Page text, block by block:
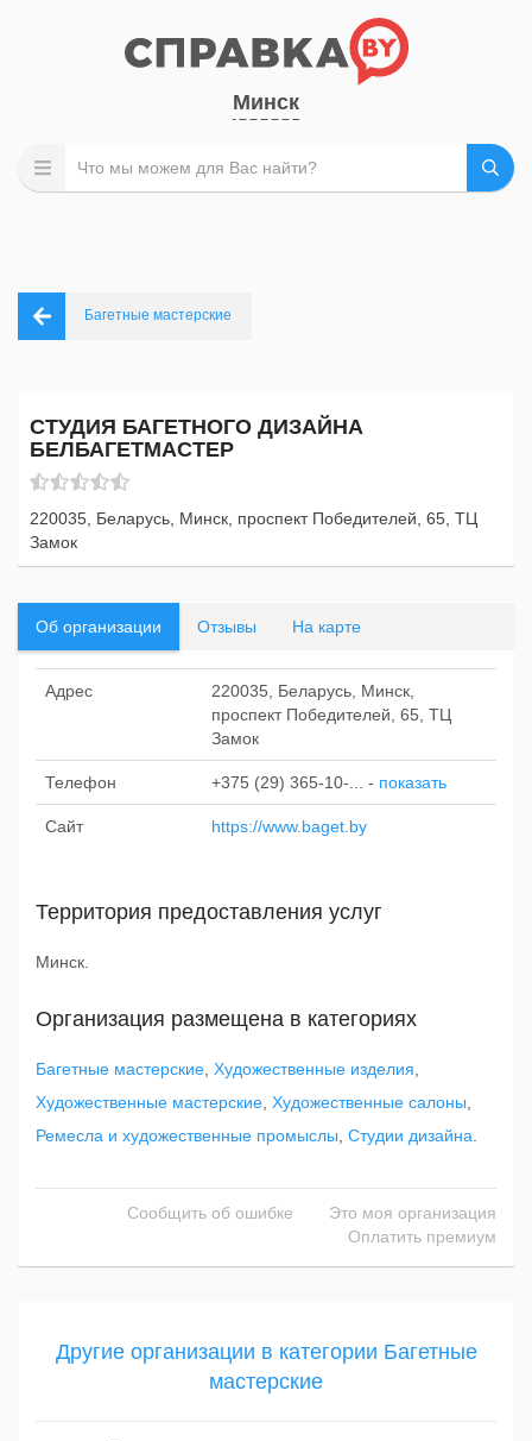
Минск
Багетные мастерские
СТУДИЯ БАГЕТНОГО ДИЗАЙНА
БЕЛБАГЕТМАСТЕР
220035, Беларусь, Минск, проспект Победителей, 65, ТЦ
Замок
Об организации Отзывы На карте
Адрес
220035, Беларусь, Минск,
проспект Победителей, 65, ТЦ
Замок
Телефон +375 (29) 365-10-... - показать
Сайт https://www.baget.by
Территория предоставления услуг
Минск.
Организация размещена в категориях
Багетные мастерские Художественные изделия
Художественные мастерские Художественные салоны
Ремесла и художественные промыслы Студии дизайна
Сообщить об ошибке
Это моя организация
Оплатить премиум
Другие организации в категории Багетные
мастерские